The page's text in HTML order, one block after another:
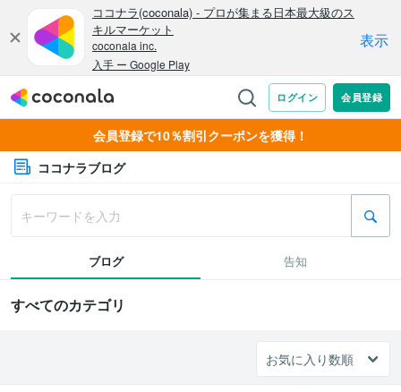
会員登録で10％割引クーポンを獲得！
ココナラブログ
ブログ 告知
すべてのカテゴリ